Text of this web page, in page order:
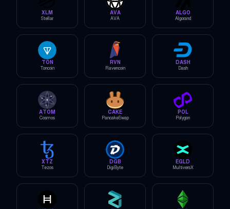
XLM
Stellar
AVA
AVA
ALGO
Algorand
TON
Toncoin
RVN
Ravencoin
DASH
Dash
ATOM
Cosmos
CAKE
PancakeSwap
POL
Polygon
XTZ
Tezos
DGB
DigiByte
EGLD
MultiversX